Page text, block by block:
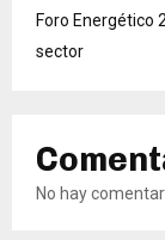
Foro Energético
sector
No hay